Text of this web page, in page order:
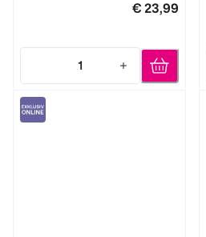
€ 23,99
1
Quantity: 1